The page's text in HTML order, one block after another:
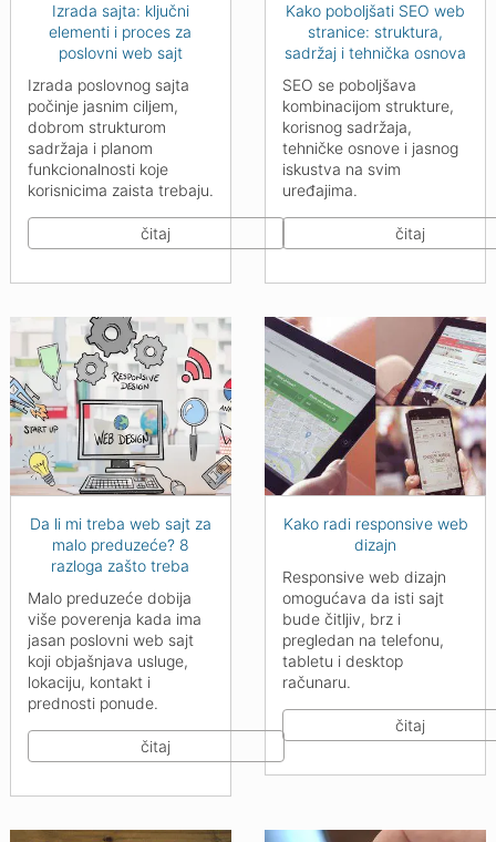
Izrada sajta: ključni
elementi i proces za
poslovni web sajt
Izrada poslovnog sajta
počinje jasnim ciljem,
dobrom strukturom
sadržaja i planom
funkcionalnosti koje
korisnicima zaista trebaju.
čitaj
Kako poboljšati SEO web
stranice: struktura,
sadržaj i tehnička osnova
SEO se poboljšava
kombinacijom strukture,
korisnog sadržaja,
tehničke osnove i jasnog
iskustva na svim
uređajima.
čitaj
Da li mi treba web sajt za
malo preduzeće? 8
razloga zašto treba
Malo preduzeće dobija
više poverenja kada ima
jasan poslovni web sajt
koji objašnjava usluge,
lokaciju, kontakt i
prednosti ponude.
čitaj
Kako radi responsive web
dizajn
Responsive web dizajn
omogućava da isti sajt
bude čitljiv, brz i
pregledan na telefonu,
tabletu i desktop
računaru.
čitaj